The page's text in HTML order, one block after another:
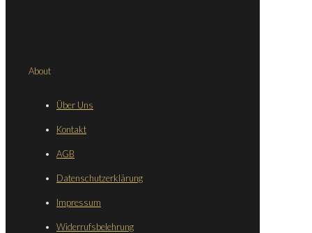
About
Über Uns
Kontakt
AGB
Datenschutzerklärung
Impressum
Widerrufsbelehrung